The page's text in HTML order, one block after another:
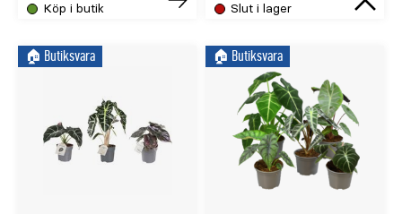
Köp i butik Köp Slut i lager
Slut
🏠︎ Butiksvara 🏠︎ Butiksvara